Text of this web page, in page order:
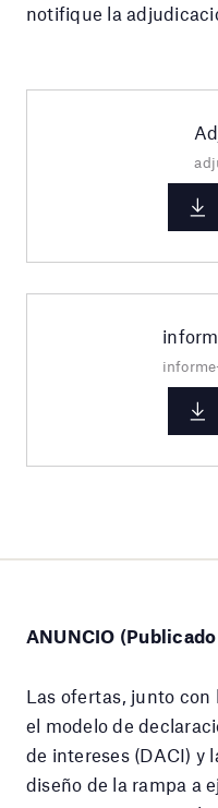
notifique la
ANUNCIO
Las ofertas, junto con
el modelo de
de intereses (DACI) y
diseño de la rampa a